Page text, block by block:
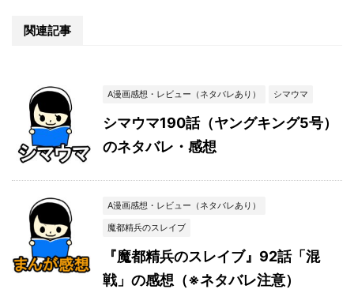
関連記事
A漫画感想・レビュー（ネタバレあり） シマウマ
シマウマ190話（ヤングキング5号）
のネタバレ・感想
A漫画感想・レビュー（ネタバレあり）
魔都精兵のスレイブ
『魔都精兵のスレイブ』92話「混
戦」の感想（※ネタバレ注意）